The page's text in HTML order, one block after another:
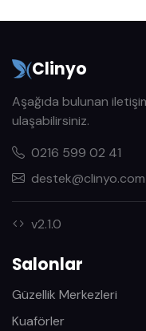
Clinyo
Aşağıda bulunan
ulaşabilirsiniz.
0216 599 02 41
destek@clinyo.com
v2.1.0
Salonlar
Güzellik Merkezleri
Kuaförler